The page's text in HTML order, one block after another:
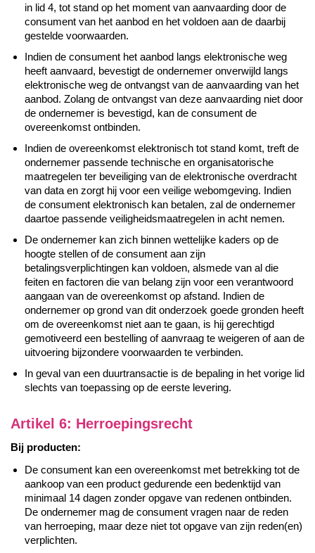
in lid 4, tot stand op het moment van aanvaarding door de
consument van het aanbod en het voldoen aan de daarbij
gestelde voorwaarden.
Indien de consument het aanbod langs elektronische weg
heeft aanvaard, bevestigt de ondernemer onverwijld langs
elektronische weg de ontvangst van de aanvaarding van het
aanbod. Zolang de ontvangst van deze aanvaarding niet door
de ondernemer is bevestigd, kan de consument de
overeenkomst ontbinden.
Indien de overeenkomst elektronisch tot stand komt, treft de
ondernemer passende technische en organisatorische
maatregelen ter beveiliging van de elektronische overdracht
van data en zorgt hij voor een veilige webomgeving. Indien
de consument elektronisch kan betalen, zal de ondernemer
daartoe passende veiligheidsmaatregelen in acht nemen.
De ondernemer kan zich binnen wettelijke kaders op de
hoogte stellen of de consument aan zijn
betalingsverplichtingen kan voldoen, alsmede van al die
feiten en factoren die van belang zijn voor een verantwoord
aangaan van de overeenkomst op afstand. Indien de
ondernemer op grond van dit onderzoek goede gronden heeft
om de overeenkomst niet aan te gaan, is hij gerechtigd
gemotiveerd een bestelling of aanvraag te weigeren of aan de
uitvoering bijzondere voorwaarden te verbinden.
In geval van een duurtransactie is de bepaling in het vorige lid
slechts van toepassing op de eerste levering.
Artikel 6: Herroepingsrecht
Bij producten:
De consument kan een overeenkomst met betrekking tot de
aankoop van een product gedurende een bedenktijd van
minimaal 14 dagen zonder opgave van redenen ontbinden.
De ondernemer mag de consument vragen naar de reden
van herroeping, maar deze niet tot opgave van zijn reden(en)
verplichten.